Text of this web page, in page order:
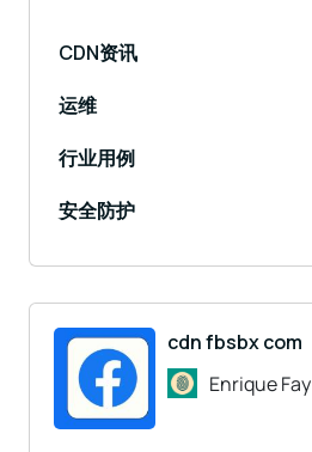
CDN资讯
运维
行业用例
安全防护
cdn fbsbx com
Enrique Fay